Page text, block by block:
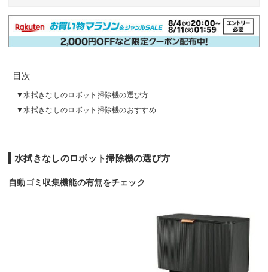
目次
水拭きなしのロボット掃除機の選び方
水拭きなしのロボット掃除機のおすすめ
水拭きなしのロボット掃除機の選び方
自動ゴミ収集機能の有無をチェック